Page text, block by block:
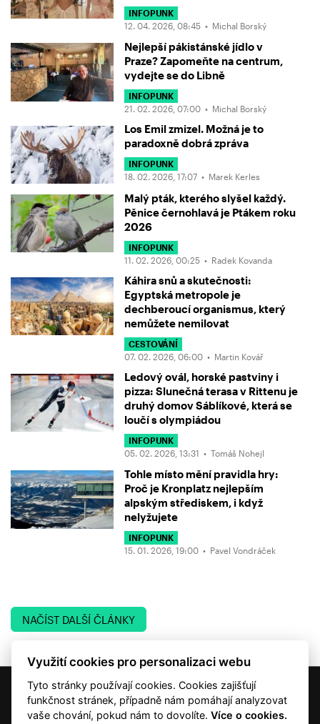
INFOPUNK
12. 04. 2026, 08:45 • Michal Borský
Nejlepší pákistánské jídlo v
Praze? Zapomeňte na centrum,
vydejte se do Libně
INFOPUNK
21. 02. 2026, 07:00 • Michal Borský
Los Emil zmizel. Možná je to
paradoxně dobrá zpráva
INFOPUNK
18. 02. 2026, 17:07 • Marek Kerles
Malý pták, kterého slyšel každý.
Pěnice černohlavá je Ptákem roku
2026
INFOPUNK
11. 02. 2026, 00:25 • Radek Kovanda
Káhira snů a skutečnosti:
Egyptská metropole je
dechberoucí organismus, který
nemůžete nemilovat
CESTOVÁNÍ
07. 02. 2026, 06:00 • Martin Kovář
Ledový ovál, horské pastviny i
pizza: Slunečná terasa v Rittenu je
druhý domov Sáblíkové, která se
loučí s olympiádou
INFOPUNK
05. 02. 2026, 13:31 •Tomáš Nohejl
Tohle místo mění pravidla hry:
Proč je Kronplatz nejlepším
alpským střediskem, i když
nelyžujete
INFOPUNK
15. 01. 2026, 19:00 • Pavel Vondráček
NAČÍST DALŠÍ ČLÁNKY
© 2001 — 2026 Copyright CMI News a dodavatelé obsahu. |
Využití cookies pro personalizaci webu
Tyto stránky používají cookies. Cookies zajišťují
funkčnost stránek, případně nám pomáhají analyzovat
vaše chování, pokud nám to dovolíte.Více o cookies.